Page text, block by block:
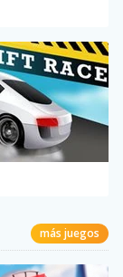
más juegos